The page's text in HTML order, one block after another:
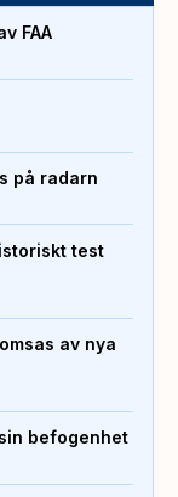
FAA
på radarn
test
av nya
befogenhet